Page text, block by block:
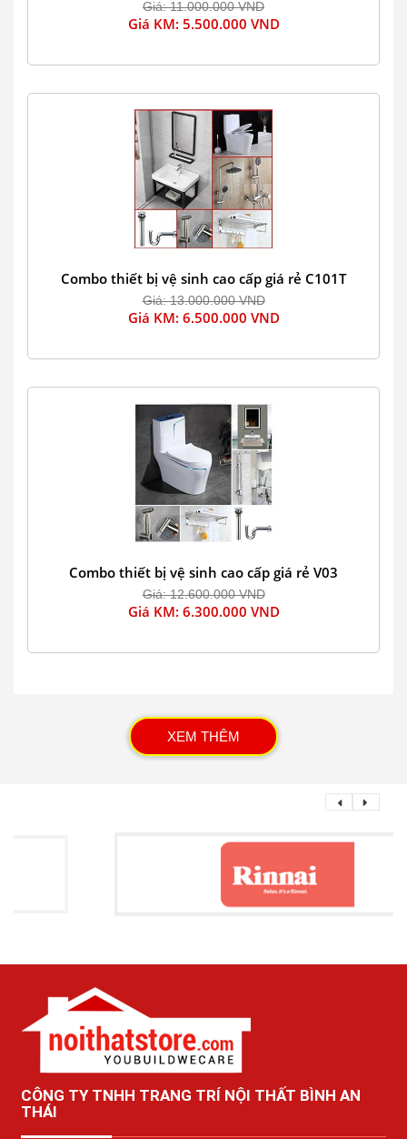
Giá: 11.000.000 VND
Giá KM: 5.500.000 VND
Combo thiết bị vệ sinh cao cấp giá rẻ C101T
Giá: 13.000.000 VND
Giá KM: 6.500.000 VND
Combo thiết bị vệ sinh cao cấp giá rẻ V03
Giá: 12.600.000 VND
Giá KM: 6.300.000 VND
XEM THÊM
CÔNG TY TNHH TRANG TRÍ NỘI THẤT BÌNH AN
THÁI